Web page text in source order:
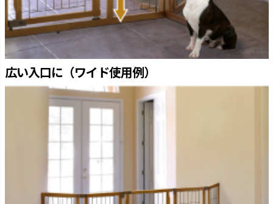
広い入口に（ワイド使用例）